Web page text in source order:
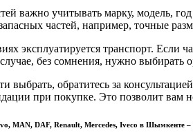
важно учитывать марку, модель,
частей, например, точные
эксплуатируется транспорт. Если
без сомнения, нужно выбирать
выбрать, обратитесь за
при покупке. Это позволит
MAN, DAF, Renault, Mercedes, Iveco в Шымкенте